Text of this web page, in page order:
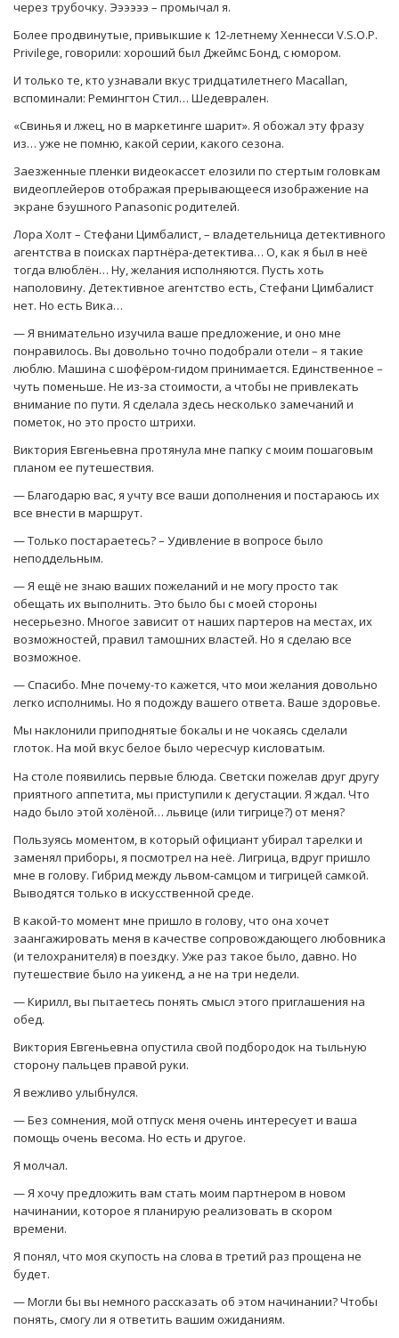
через трубочку. Ээээээ – промычал я.
Более продвинутые, привыкшие к 12-летнему Хеннесси V.S.O.P.
Privilege, говорили: хороший был Джеймс Бонд, с юмором.
И только те, кто узнавали вкус тридцатилетнего Macallan,
вспоминали: Ремингтон Стил… Шедеврален.
«Свинья и лжец, но в маркетинге шарит». Я обожал эту фразу
из… уже не помню, какой серии, какого сезона.
Заезженные пленки видеокассет елозили по стертым головкам
видеоплейеров отображая прерывающееся изображение на
экране бэушного Panasonic родителей.
Лора Холт – Стефани Цимбалист, – владетельница детективного
агентства в поисках партнёра-детектива… О, как я был в неё
тогда влюблён… Ну, желания исполняются. Пусть хоть
наполовину. Детективное агентство есть, Стефани Цимбалист
нет. Но есть Вика…
— Я внимательно изучила ваше предложение, и оно мне
понравилось. Вы довольно точно подобрали отели – я такие
люблю. Машина с шофёром-гидом принимается. Единственное –
чуть поменьше. Не из-за стоимости, а чтобы не привлекать
внимание по пути. Я сделала здесь несколько замечаний и
пометок, но это просто штрихи.
Виктория Евгеньевна протянула мне папку с моим пошаговым
планом ее путешествия.
— Благодарю вас, я учту все ваши дополнения и постараюсь их
все внести в маршрут.
— Только постараетесь? – Удивление в вопросе было
неподдельным.
— Я ещё не знаю ваших пожеланий и не могу просто так
обещать их выполнить. Это было бы с моей стороны
несерьезно. Многое зависит от наших партеров на местах, их
возможностей, правил тамошних властей. Но я сделаю все
возможное.
— Спасибо. Мне почему-то кажется, что мои желания довольно
легко исполнимы. Но я подожду вашего ответа. Ваше здоровье.
Мы наклонили приподнятые бокалы и не чокаясь сделали
глоток. На мой вкус белое было чересчур кисловатым.
На столе появились первые блюда. Светски пожелав друг другу
приятного аппетита, мы приступили к дегустации. Я ждал. Что
надо было этой холёной… львице (или тигрице?) от меня?
Пользуясь моментом, в который официант убирал тарелки и
заменял приборы, я посмотрел на неё. Лигрица, вдруг пришло
мне в голову. Гибрид между львом-самцом и тигрицей самкой.
Выводятся только в искусственной среде.
В какой-то момент мне пришло в голову, что она хочет
заангажировать меня в качестве сопровождающего любовника
(и телохранителя) в поездку. Уже раз такое было, давно. Но
путешествие было на уикенд, а не на три недели.
— Кирилл, вы пытаетесь понять смысл этого приглашения на
обед.
Виктория Евгеньевна опустила свой подбородок на тыльную
сторону пальцев правой руки.
Я вежливо улыбнулся.
— Без сомнения, мой отпуск меня очень интересует и ваша
помощь очень весома. Но есть и другое.
Я молчал.
— Я хочу предложить вам стать моим партнером в новом
начинании, которое я планирую реализовать в скором
времени.
Я понял, что моя скупость на слова в третий раз прощена не
будет.
— Могли бы вы немного рассказать об этом начинании? Чтобы
понять, смогу ли я ответить вашим ожиданиям.